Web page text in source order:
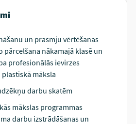
un prasmju vērtēšanas
nākamajā klasē un
profesionālās ievirzes
māksla
darbu skatēm
mākslas programmas
darbu izstrādāšanas un